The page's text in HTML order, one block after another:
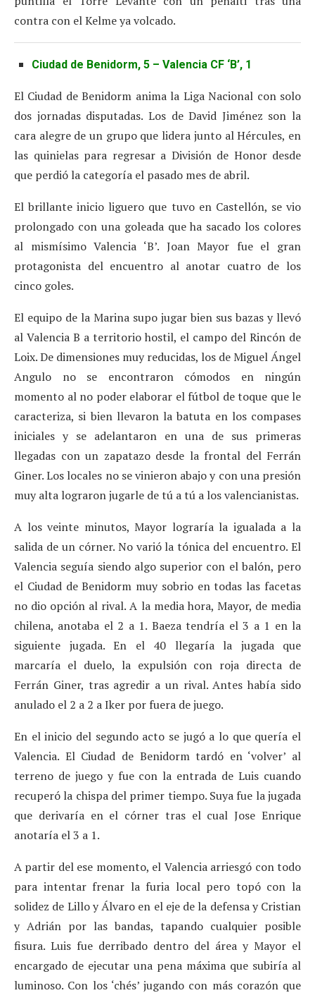
contra con el Kelme ya volcado.
Ciudad de Benidorm, 5 – Valencia CF ‘B’, 1
El Ciudad de Benidorm anima la Liga Nacional con solo
dos jornadas disputadas. Los de David Jiménez son la
cara alegre de un grupo que lidera junto al Hércules, en
las quinielas para regresar a División de Honor desde
que perdió la categoría el pasado mes de abril.
El brillante inicio liguero que tuvo en Castellón, se vio
prolongado con una goleada que ha sacado los colores
al mismísimo Valencia ‘B’. Joan Mayor fue el gran
protagonista del encuentro al anotar cuatro de los
cinco goles.
El equipo de la Marina supo jugar bien sus bazas y llevó
al Valencia B a territorio hostil, el campo del Rincón de
Loix. De dimensiones muy reducidas, los de Miguel Ángel
Angulo no se encontraron cómodos en ningún
momento al no poder elaborar el fútbol de toque que le
caracteriza, si bien llevaron la batuta en los compases
iniciales y se adelantaron en una de sus primeras
llegadas con un zapatazo desde la frontal del Ferrán
Giner. Los locales no se vinieron abajo y con una presión
muy alta lograron jugarle de tú a tú a los valencianistas.
A los veinte minutos, Mayor lograría la igualada a la
salida de un córner. No varió la tónica del encuentro. El
Valencia seguía siendo algo superior con el balón, pero
el Ciudad de Benidorm muy sobrio en todas las facetas
no dio opción al rival. A la media hora, Mayor, de media
chilena, anotaba el 2 a 1. Baeza tendría el 3 a 1 en la
siguiente jugada. En el 40 llegaría la jugada que
marcaría el duelo, la expulsión con roja directa de
Ferrán Giner, tras agredir a un rival. Antes había sido
anulado el 2 a 2 a Iker por fuera de juego.
En el inicio del segundo acto se jugó a lo que quería el
Valencia. El Ciudad de Benidorm tardó en ‘volver’ al
terreno de juego y fue con la entrada de Luis cuando
recuperó la chispa del primer tiempo. Suya fue la jugada
que derivaría en el córner tras el cual Jose Enrique
anotaría el 3 a 1.
A partir del ese momento, el Valencia arriesgó con todo
para intentar frenar la furia local pero topó con la
solidez de Lillo y Álvaro en el eje de la defensa y Cristian
y Adrián por las bandas, tapando cualquier posible
fisura. Luis fue derribado dentro del área y Mayor el
encargado de ejecutar una pena máxima que subiría al
luminoso. Con los ‘chés’ jugando con más corazón que